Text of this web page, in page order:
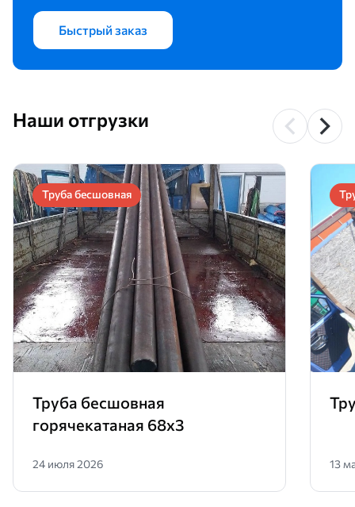
Быстрый заказ
Наши отгрузки
Труба бесшовная
Труба бесшовная
горячекатаная 68х3
24 июля 2026 13